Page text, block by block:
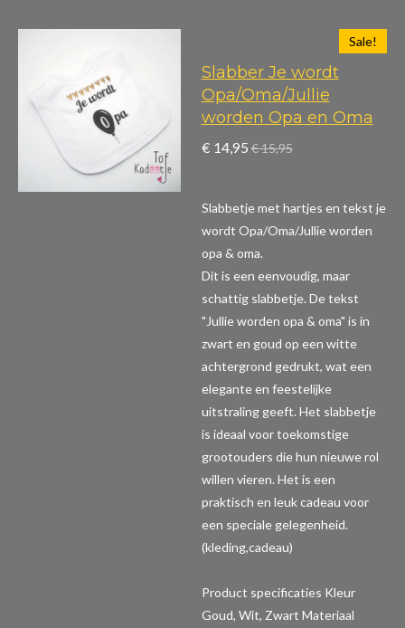
Sale!
Slabber Je wordt
Opa/Oma/Jullie
worden Opa en Oma
€ 14,95 € 15,95
Slabbetje met hartjes en tekst je
wordt Opa/Oma/Jullie worden
opa & oma.
Dit is een eenvoudig, maar
schattig slabbetje. De tekst
"Jullie worden opa & oma" is in
zwart en goud op een witte
achtergrond gedrukt, wat een
elegante en feestelijke
uitstraling geeft. Het slabbetje
is ideaal voor toekomstige
grootouders die hun nieuwe rol
willen vieren. Het is een
praktisch en leuk cadeau voor
een speciale gelegenheid.
(kleding,cadeau)
Product specificaties Kleur
Goud, Wit, Zwart Materiaal